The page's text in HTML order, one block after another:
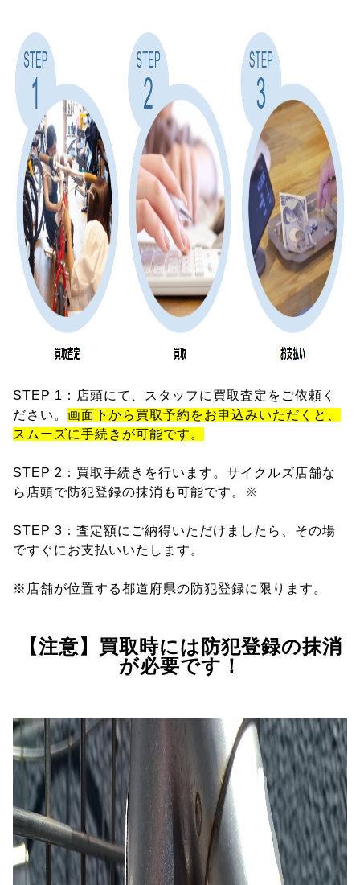
STEP 1：店頭にて、スタッフに買取査定をご依頼く
ださい。 画面下から買取予約をお申込みいただくと、
スムーズに手続きが可能です。
STEP 2：買取手続きを行います。サイクルズ店舗な
ら店頭で防犯登録の抹消も可能です。※
STEP 3：査定額にご納得いただけましたら、その場
ですぐにお支払いいたします。
※店舗が位置する都道府県の防犯登録に限ります。
【注意】買取時には防犯登録の抹消
が必要です！